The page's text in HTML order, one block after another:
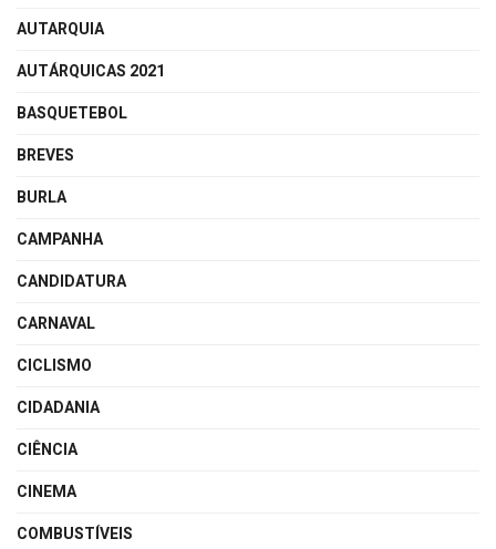
AUTARQUIA
AUTÁRQUICAS 2021
BASQUETEBOL
BREVES
BURLA
CAMPANHA
CANDIDATURA
CARNAVAL
CICLISMO
CIDADANIA
CIÊNCIA
CINEMA
COMBUSTÍVEIS